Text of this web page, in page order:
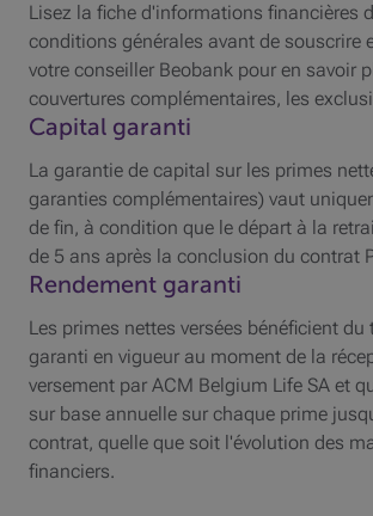
Lisez la fiche d'informations financières
conditions générales avant de souscrire
votre conseiller Beobank pour en savoir
couvertures complémentaires, les
Capital garanti
La garantie de capital sur les primes
garanties complémentaires) vaut
de fin, à condition que le départ à la
de 5 ans après la conclusion du contrat
Rendement garanti
Les primes nettes versées bénéficient
garanti en vigueur au moment de la
versement par ACM Belgium Life SA et
sur base annuelle sur chaque prime
contrat, quelle que soit l'évolution des
financiers.